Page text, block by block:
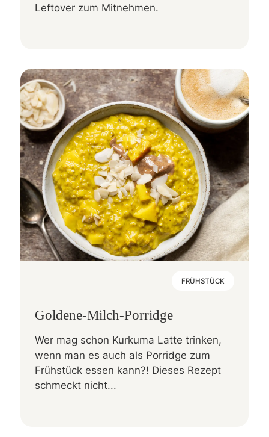
Leftover zum Mitnehmen.
FRÜHSTÜCK
Goldene-Milch-Porridge
Wer mag schon Kurkuma Latte trinken,
wenn man es auch als Porridge zum
Frühstück essen kann?! Dieses Rezept
schmeckt nicht...